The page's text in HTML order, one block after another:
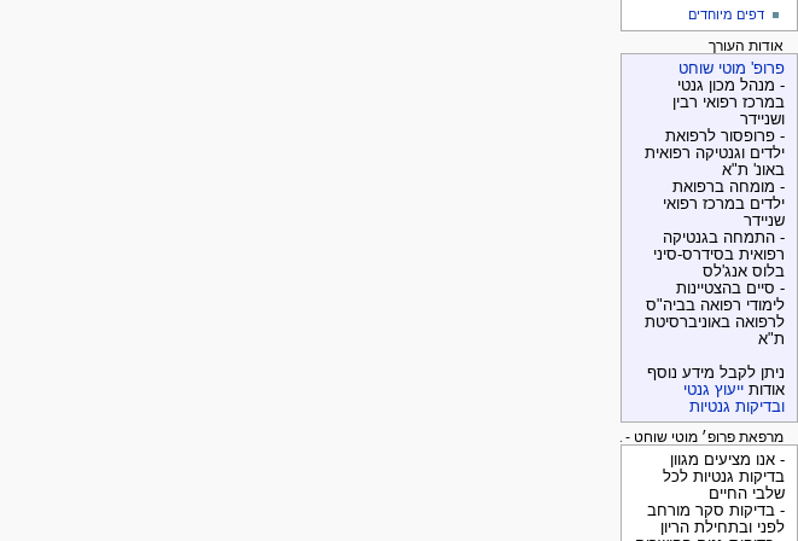
דפים מיוחדים
אודות העורך
פרופ' מוטי שוחט
- מנהל מכון גנטי
במרכז רפואי רבין
ושניידר
- פרופסור לרפואת
ילדים וגנטיקה רפואית
באונ' ת"א
- מומחה ברפואת
ילדים במרכז רפואי
שניידר
- התמחה בגנטיקה
רפואית בסידרס-סיני
בלוס אנג'לס
- סיים בהצטיינות
לימודי רפואה בביה"ס
לרפואה באוניברסיטת
ת"א
ניתן לקבל מידע נוסף
אודות ייעוץ גנטי
ובדיקות גנטיות
מרפאת פרופ׳ מוטי שוחט - בדיקות גנטיות
- אנו מציעים מגוון
בדיקות גנטיות לכל
שלבי החיים
- בדיקות סקר מורחב
לפני ובתחילת הריון